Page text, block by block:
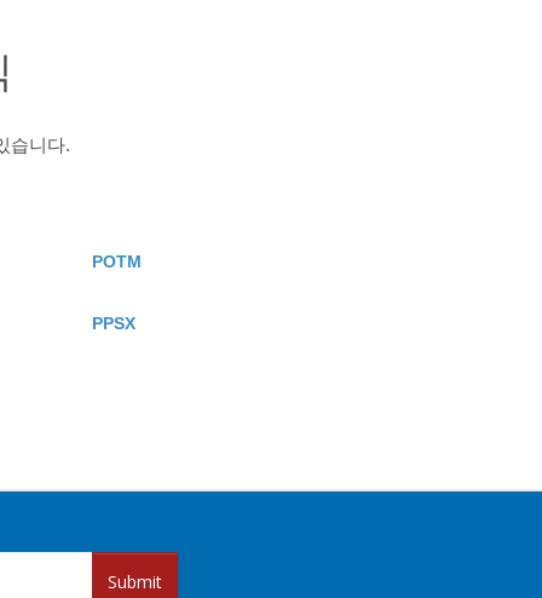
습니다.
POTM
PPSX
Submit